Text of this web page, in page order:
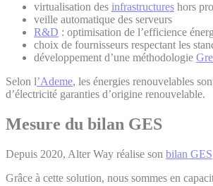
virtualisation des infrastructures hors
veille automatique des serveurs
R&D : optimisation de l’efficience
choix de fournisseurs respectant les
développement d’une méthodologie
Selon l’Ademe, les énergies renouvelables
d’électricité garanties d’origine renouvelable.
Mesure du bilan GES
Depuis 2020, Alter Way réalise son bilan GES
Grâce à cette solution, nous sommes en